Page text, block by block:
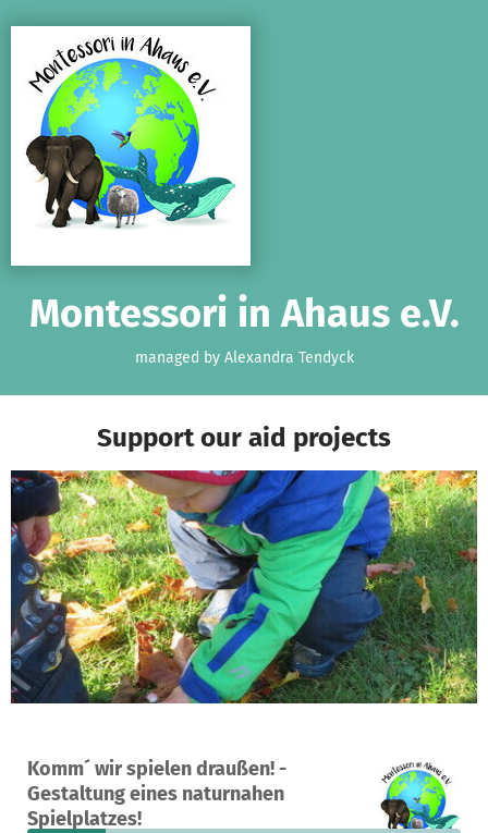
Montessori in Ahaus e.V.
managed by Alexandra Tendyck
Support our aid projects
Komm´ wir spielen draußen! -
Gestaltung eines naturnahen
Spielplatzes!
A project in Ahaus, Germany
11
donations
18% €4,090
still needed